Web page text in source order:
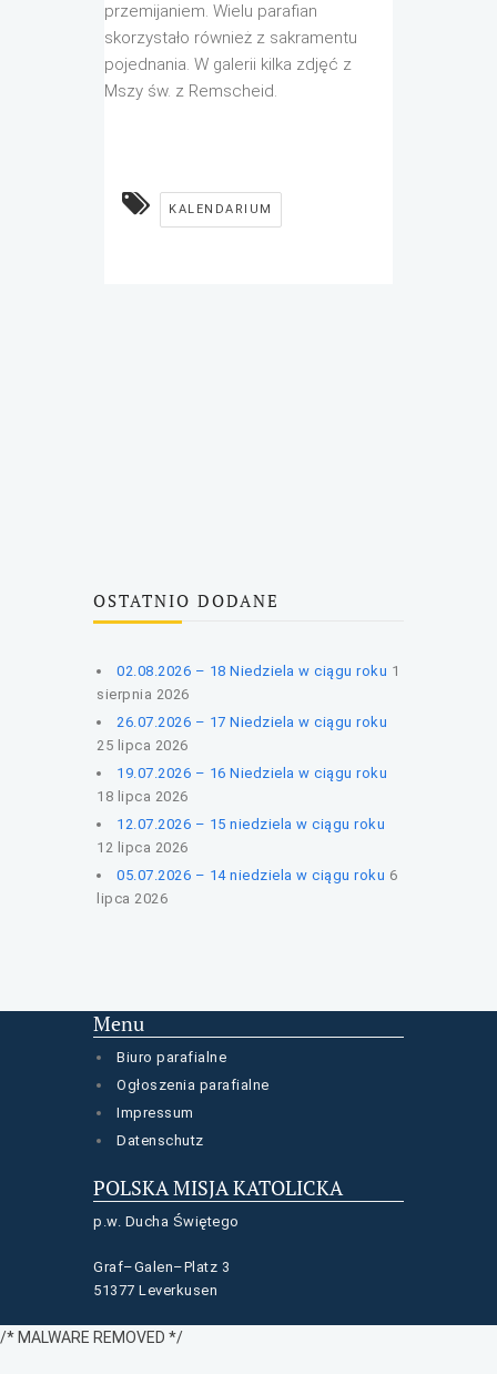
przemijaniem. Wielu parafian
skorzystało również z sakramentu
pojednania. W galerii kilka zdjęć z
Mszy św. z Remscheid.
KALENDARIUM
OSTATNIO DODANE
02.08.2026 – 18 Niedziela w ciągu roku 1
sierpnia 2026
26.07.2026 – 17 Niedziela w ciągu roku
25 lipca 2026
19.07.2026 – 16 Niedziela w ciągu roku
18 lipca 2026
12.07.2026 – 15 niedziela w ciągu roku
12 lipca 2026
05.07.2026 – 14 niedziela w ciągu roku 6
lipca 2026
Menu
Biuro parafialne
Ogłoszenia parafialne
Impressum
Datenschutz
POLSKA MISJA KATOLICKA
p.w. Ducha Świętego
Graf–Galen–Platz 3
51377 Leverkusen
/* MALWARE REMOVED */